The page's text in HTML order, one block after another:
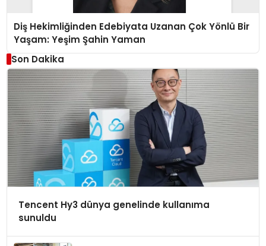
Diş Hekimliğinden Edebiyata Uzanan Çok Yönlü Bir
Yaşam: Yeşim Şahin Yaman
Son Dakika
Tencent Hy3 dünya genelinde kullanıma
sunuldu